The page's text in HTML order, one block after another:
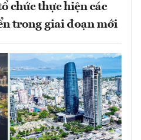
chức thực hiện các
trong giai đoạn mới